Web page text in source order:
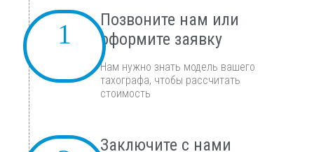
Позвоните нам или
оформите заявку
Нам нужно знать модель вашего
тахографа, чтобы рассчитать
стоимость
Заключите с нами